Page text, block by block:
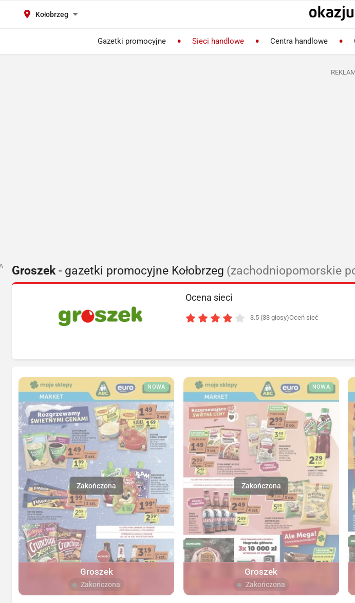
Kołobrzeg
Gazetki promocyjne Sieci handlowe Centra handlowe
Groszek- gazetki promocyjne Kołobrzeg (zachodniopomorskie
Ocena sieci
3.5 (33 głosy)Oceń sieć
NOWA
Groszek
Zakończona
NOWA
Groszek
Zakończona